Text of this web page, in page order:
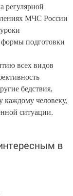
регулярной
МЧС России
формы подготовки
всех видов
бедствия,
каждому человеку,
ситуации.
в